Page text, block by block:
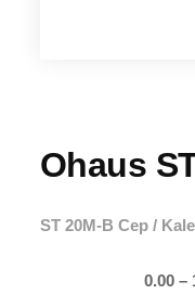
Ohaus
ST 20M-B Cep /
0.00 –